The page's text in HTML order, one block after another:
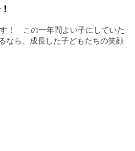
！ この一年間よい子にしていた
なら、成長した子どもたちの笑顔